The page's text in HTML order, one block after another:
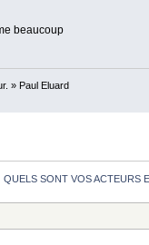
beaucoup
» Paul Eluard
QUELS SONT VOS ACTEURS